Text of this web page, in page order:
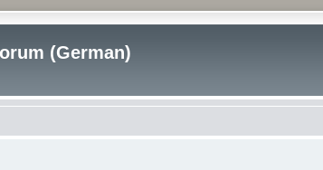
(German)